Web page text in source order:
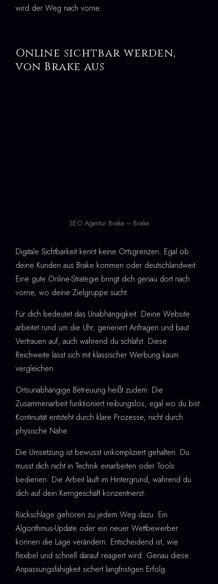
wird der Weg nach vorne.
Online sichtbar werden,
von Brake aus
SEO Agentur Brake – Brake
Digitale Sichtbarkeit kennt keine Ortsgrenzen. Egal ob
deine Kunden aus Brake kommen oder deutschlandweit:
Eine gute Online-Strategie bringt dich genau dort nach
vorne, wo deine Zielgruppe sucht.
Für dich bedeutet das Unabhängigkeit. Deine Website
arbeitet rund um die Uhr, generiert Anfragen und baut
Vertrauen auf, auch während du schläfst. Diese
Reichweite lässt sich mit klassischer Werbung kaum
vergleichen.
Ortsunabhängige Betreuung heißt zudem: Die
Zusammenarbeit funktioniert reibungslos, egal wo du bist.
Kontinuität entsteht durch klare Prozesse, nicht durch
physische Nähe.
Die Umsetzung ist bewusst unkompliziert gehalten. Du
musst dich nicht in Technik einarbeiten oder Tools
bedienen. Die Arbeit läuft im Hintergrund, während du
dich auf dein Kerngeschäft konzentrierst.
Rückschläge gehören zu jedem Weg dazu. Ein
Algorithmus-Update oder ein neuer Wettbewerber
können die Lage verändern. Entscheidend ist, wie
flexibel und schnell darauf reagiert wird. Genau diese
Anpassungsfähigkeit sichert langfristigen Erfolg.